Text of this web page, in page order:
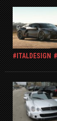
ITALDESIGN